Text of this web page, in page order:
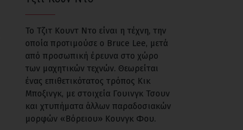
Το Τζιτ Κουντ Ντο είναι η τέχνη, την
οποία προτιμούσε ο Bruce Lee, μετά
από προσωπική έρευνα στο χώρο
των μαχητικών τεχνών. Θεωρείται
ένας επιθετικότατος τρόπος Κικ
Μποξινγκ, με στοιχεία Γουινγκ Τσουν
και χτυπήματα άλλων παραδοσιακών
μορφών «Βόρειου» Κουνγκ Φου.